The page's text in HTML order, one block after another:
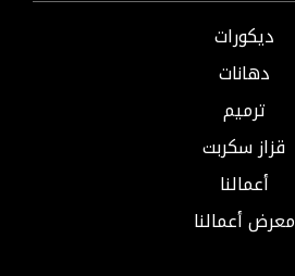
ديكورات
دهانات
ترميم
قزاز سكربت
أعمالنا
معرض أعمالنا